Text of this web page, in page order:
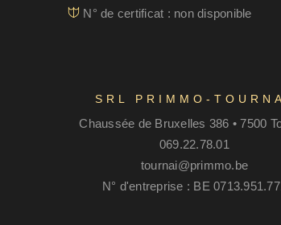
N° de certificat : non disponible
SRL PRIMMO-
Chaussée de Bruxelles 386 • 7500
069.22.78.01
tournai@primmo.be
N° d'entreprise : BE